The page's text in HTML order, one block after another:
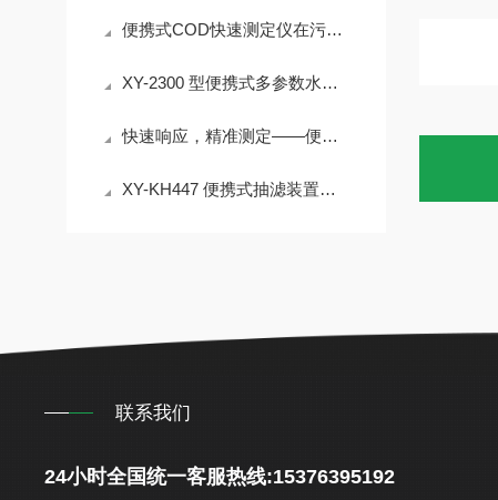
便携式COD快速测定仪在污水处理厂工艺控制、排污口监测中的应用
XY-2300 型便携式多参数水质快速测定仪 30% 试剂节省 检测成本降
快速响应，精准测定——便携式COD快速测定仪
XY-KH447 便携式抽滤装置｜＜55dB 低噪声 水质过滤实验室外场设备介绍
联系我们
24小时全国统一客服热线:15376395192